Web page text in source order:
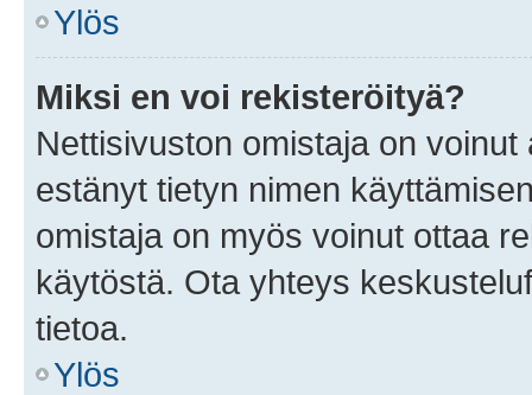
Ylös
Miksi en voi rekisteröityä?
Nettisivuston omistaja on
estänyt tietyn nimen
omistaja on myös voinut ottaa
käytöstä. Ota yhteys
tietoa.
Ylös